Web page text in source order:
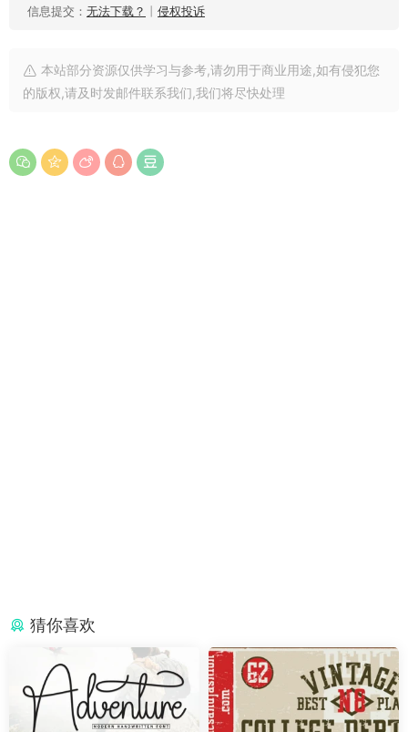
信息提交： 无法下载？ 侵权投诉
本站部分资源仅供学习与参考,请勿用于商业用途,如有侵犯您
的版权,请及时发邮件联系我们,我们将尽快处理
猜你喜欢